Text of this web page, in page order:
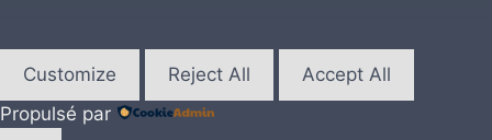
Customize Reject All
Accept All
Propulsé par